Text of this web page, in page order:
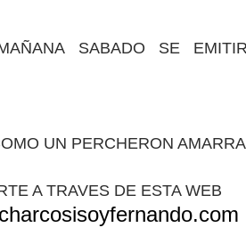
SABADO SE
UN PERCHERON
A TRAVES DE ESTA WEB